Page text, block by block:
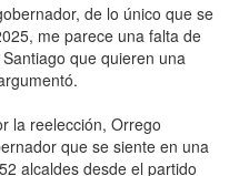
de lo único que se
me parece una falta de
que quieren una
la reelección, Orrego
que se siente en una
alcaldes desde el partido